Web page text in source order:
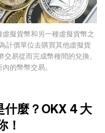
擬貨幣和另一種虛擬貨幣之
計價單位去購買其他虛擬貨
易從而完成幣種間的兌換。
的幣幣交易。
什麼？OKX 4 大
！